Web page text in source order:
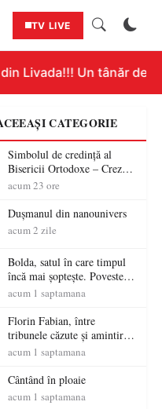
TV LIVE
Livada!!! Un tânăr de 18
CATEGORIE
Simbolul de credinţă al
Bisericii Ortodoxe – Crezul
(3)
acum 23 ore
Dușmanul din nanounivers
acum 2 zile
Bolda, satul în care timpul
încă mai șoptește. Povestea
unei vetre de codreni cu
peste patru secole de istorie
acum 1 saptamana
Florin Fabian, între
tribunele căzute și amintirile
care nu mor – „Stadionul
acesta face parte din viața
mea”
acum 1 saptamana
Cântând în ploaie
acum 1 saptamana